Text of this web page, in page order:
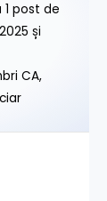
post de
și
CA,